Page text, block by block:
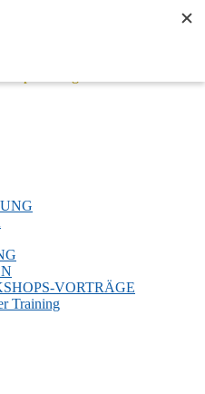
VORTRÄGE
Training